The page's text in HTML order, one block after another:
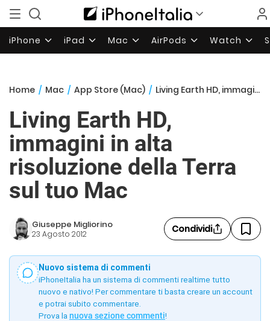
iPhone iPad Mac AirPods Watch
Home / Mac / App Store (Mac) / Living Earth HD, immagini in alta risoluzione della Terra sul tuo Mac
Living Earth HD,
immagini in alta
risoluzione della Terra
sul tuo Mac
Giuseppe Migliorino
23 Agosto 2012 Condividi
Nuovo sistema di commenti
iPhoneItalia ha un sistema di commenti realtime tutto
nuovo e nativo! Per commentare ti basta creare un account
e potrai subito commentare.
Prova la nuova sezione commenti!